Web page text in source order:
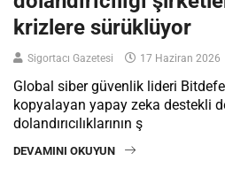
krizlere sürüklüyor
Sigortacı Gazetesi 17 Haziran 2026
Global siber güvenlik lideri
kopyalayan yapay zeka destekli
dolandırıcılıklarının ş
DEVAMINI OKUYUN